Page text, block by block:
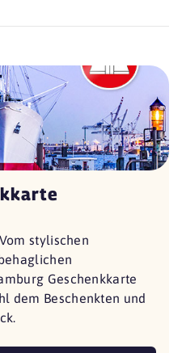
stylischen
Geschenkkarte
dem Beschenkten und